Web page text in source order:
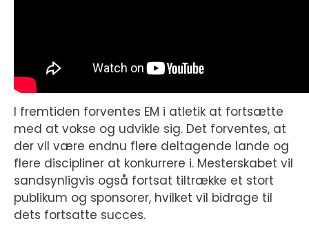
I fremtiden forventes EM i atletik at fortsætte
med at vokse og udvikle sig. Det forventes, at
der vil være endnu flere deltagende lande og
flere discipliner at konkurrere i. Mesterskabet vil
sandsynligvis også fortsat tiltrække et stort
publikum og sponsorer, hvilket vil bidrage til
dets fortsatte succes.